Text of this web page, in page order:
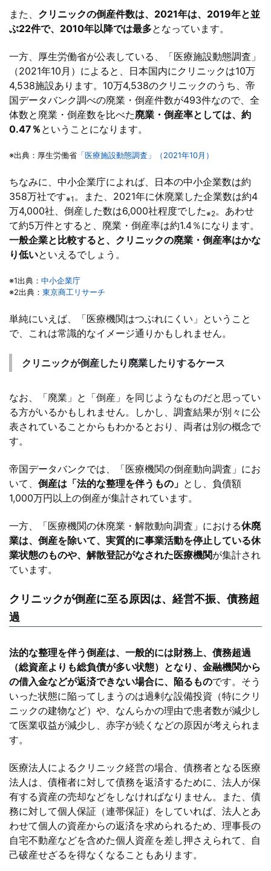
また、 クリニックの倒産件数は、2021年は、2019年と並
ぶ22件で、2010年以降では最多となっています。
一方、厚生労働省が公表している、「医療施設動態調査」
（2021年10月）によると、日本国内にクリニックは10万
4,538施設あります。10万4,538のクリニックのうち、帝
国データバンク調べの廃業・倒産件数が493件なので、全
体数と廃業・倒産数を比べた廃業・倒産率としては、約
0.47％ ということになります。
※出典：厚生労働省 「医療施設動態調査」（2021年10月）
ちなみに、中小企業庁によれば、日本の中小企業数は約
358万社です※1 。また、2021年に休廃業した企業数は約4
万4,000社、倒産した数は6,000社程度でした※2。あわせ
て約5万件とすると、廃業・倒産率は約1.4％になります。
一般企業と比較すると、クリニックの廃業・倒産率はかな
り低いといえるでしょう。
※1出典： 中小企業庁
※2出典： 東京商工リサーチ
単純にいえば、「医療機関はつぶれにくい」ということ
で、これは常識的なイメージ通りかもしれません。
クリニックが倒産したり廃業したりするケース
なお、「廃業」と「倒産」を同じようなものだと思ってい
る方がいるかもしれません。しかし、調査結果が別々に公
表されていることからもわかるとおり、両者は別の概念で
す。
帝国データバンクでは、「医療機関の倒産動向調査」にお
いて、 倒産は「法的な整理を伴うもの」 とし、負債額
1,000万円以上の倒産が集計されています。
一方、「医療機関の休廃業・解散動向調査」における休廃
業は、倒産を除いて、実質的に事業活動を停止している休
業状態のものや、解散登記がなされた医療機関が集計され
ています。
クリニックが倒産に至る原因は、経営不振、債務超
過
法的な整理を伴う倒産は、一般的には財務上、債務超過
（総資産よりも総負債が多い状態）となり、金融機関から
の借入金などが返済できない場合に、陥るものです。そう
いった状態に陥ってしまうのは過剰な設備投資（特にクリ
ニックの建物など）や、なんらかの理由で患者数が減少し
て医業収益が減少し、赤字が続くなどの原因が考えられま
す。
医療法人によるクリニック経営の場合、債務者となる医療
法人は、債権者に対して債務を返済するために、法人が保
有する資産の売却などをしなければなりません。また、債
務に対して個人保証（連帯保証）をしていれば、法人とあ
わせて個人の資産からの返済を求められるため、理事長の
自宅不動産などを含めた個人資産を差し押さえられて、自
己破産せざるを得なくなることもあります。